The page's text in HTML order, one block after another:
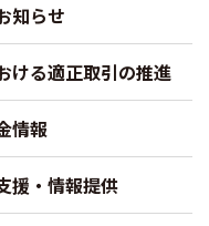
知らせ
ける適正取引の推進
情報
援・情報提供